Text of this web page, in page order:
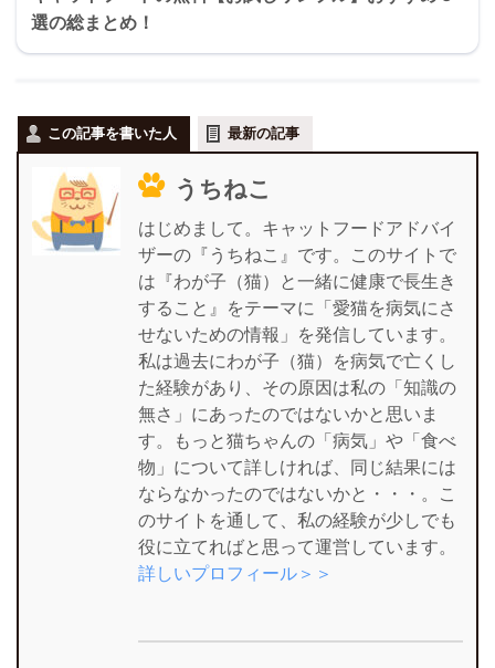
選の総まとめ！
この記事を書いた人 最新の記事
うちねこ
はじめまして。キャットフードアドバイ
ザーの『うちねこ』です。このサイトで
は『わが子（猫）と一緒に健康で長生き
すること』をテーマに「愛猫を病気にさ
せないための情報」を発信しています。
私は過去にわが子（猫）を病気で亡くし
た経験があり、その原因は私の「知識の
無さ」にあったのではないかと思いま
す。もっと猫ちゃんの「病気」や「食べ
物」について詳しければ、同じ結果には
ならなかったのではないかと・・・。こ
のサイトを通して、私の経験が少しでも
役に立てればと思って運営しています。
詳しいプロフィール＞＞